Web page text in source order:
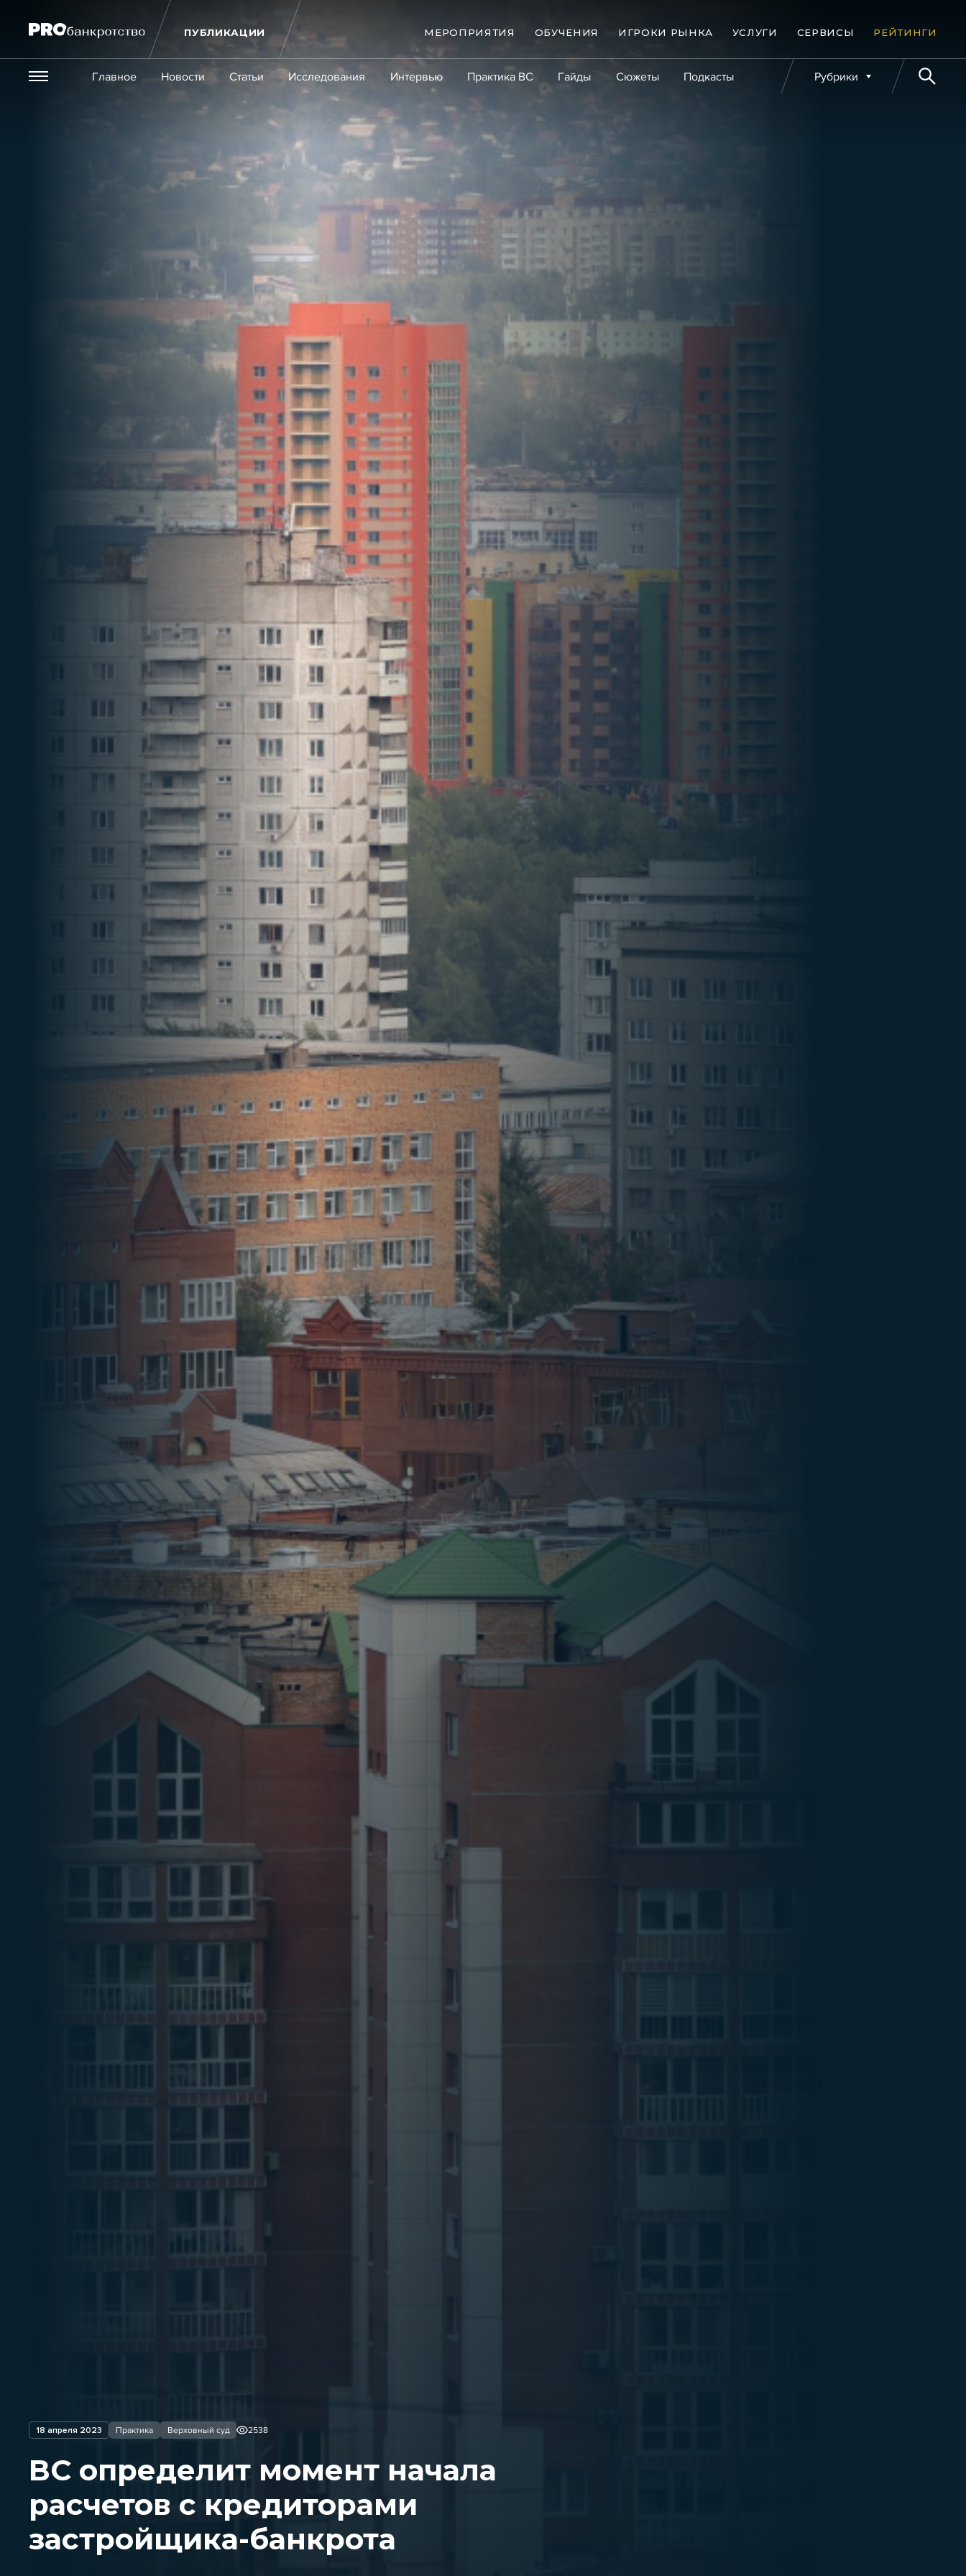
ПУБЛИКАЦИИ МЕРОПРИЯТИЯ ОБУЧЕНИЯ ИГРОКИ РЫНКА УСЛУГИ СЕРВИСЫ РЕЙТИНГИ
Везде
Главное Новости Статьи Исследования Интервью Практика ВС Гайды Сюжеты Подкасты
Экономика и бизнес Закон Сообщество Эксперт PRO
Рубрики
Интервью Крупные банкротстваСюжеты
Онлайн-обучения
ПерсоныКейсы
18 апреля 2023 Практика Верховный суд 2538
ВС определит момент начала
расчетов с кредиторами
застройщика-банкрота